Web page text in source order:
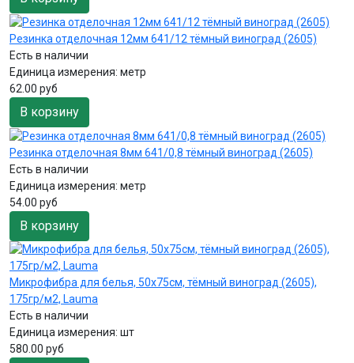
Резинка отделочная 12мм 641/12 тёмный виноград (2605)
Есть в наличии
Единица измерения: метр
62.00 руб
В корзину
Резинка отделочная 8мм 641/0,8 тёмный виноград (2605)
Есть в наличии
Единица измерения: метр
54.00 руб
В корзину
Микрофибра для белья, 50х75см, тёмный виноград (2605),
175гр/м2, Lauma
Есть в наличии
Единица измерения: шт
580.00 руб